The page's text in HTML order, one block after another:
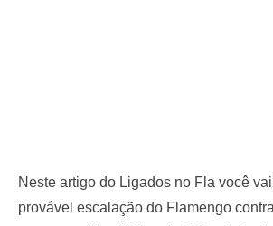
Neste artigo do Ligados no Fla você
provável escalação do Flamengo